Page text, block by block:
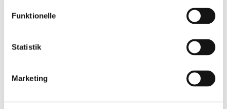
Funktionelle
Statistik
Marketing